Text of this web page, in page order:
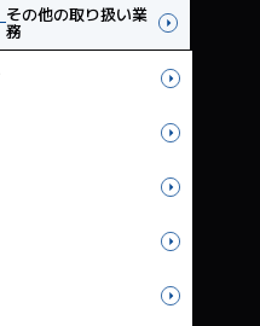
その他の取り扱い業
務